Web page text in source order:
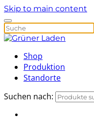
Skip to main content
Shop
Produktion
Standorte
Suchen nach: